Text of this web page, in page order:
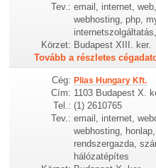
Tev.: email, internet,
webhosting, php,
Körzet: Budapest XIII. ker.
Tovább a részletes
Cég: Plias Hungary Kft.
Cím: 1103 Budapest X.
Tel.: (1) 2610765
Tev.: email, internet,
webhosting,
rendszergazda,
hálózatépítes